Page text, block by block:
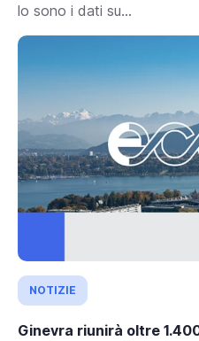
lo sono i dati su...
NOTIZIE
Ginevra riunirà oltre